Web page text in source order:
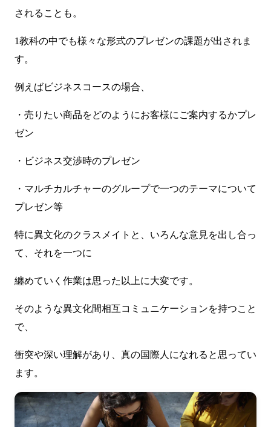
されることも。
1教科の中でも様々な形式のプレゼンの課題が出されま
す。
例えばビジネスコースの場合、
・売りたい商品をどのようにお客様にご案内するかプレ
ゼン
・ビジネス交渉時のプレゼン
・マルチカルチャーのグループで一つのテーマについて
プレゼン等
特に異文化のクラスメイトと、いろんな意見を出し合っ
て、それを一つに
纏めていく作業は思った以上に大変です。
そのような異文化間相互コミュニケーションを持つこと
で、
衝突や深い理解があり、真の国際人になれると思ってい
ます。